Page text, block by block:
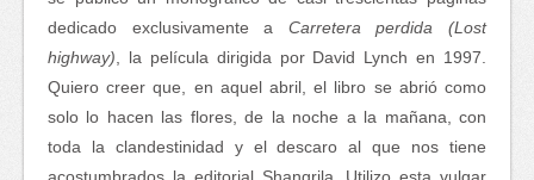
dedicado exclusivamente a Carretera perdida
(Lost
highway) , la película dirigida por David Lynch en 1997.
Quiero creer que, en aquel abril, el libro se abrió como
solo lo hacen las flores, de la noche a la mañana, con
toda la clandestinidad y el descaro al que nos tiene
acostumbrados la editorial Shangrila. Utilizo esta vulgar